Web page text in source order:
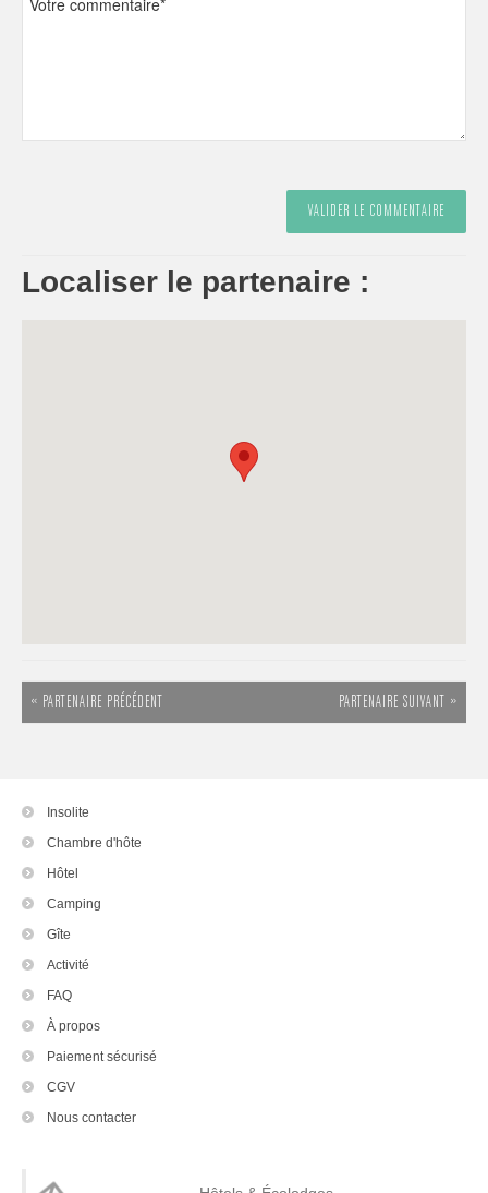
Localiser le partenaire :
« PARTENAIRE PRÉCÉDENT PARTENAIRE SUIVANT »
Insolite
Chambre d'hôte
Hôtel
Camping
Gîte
Activité
FAQ
À propos
Paiement sécurisé
CGV
Nous contacter